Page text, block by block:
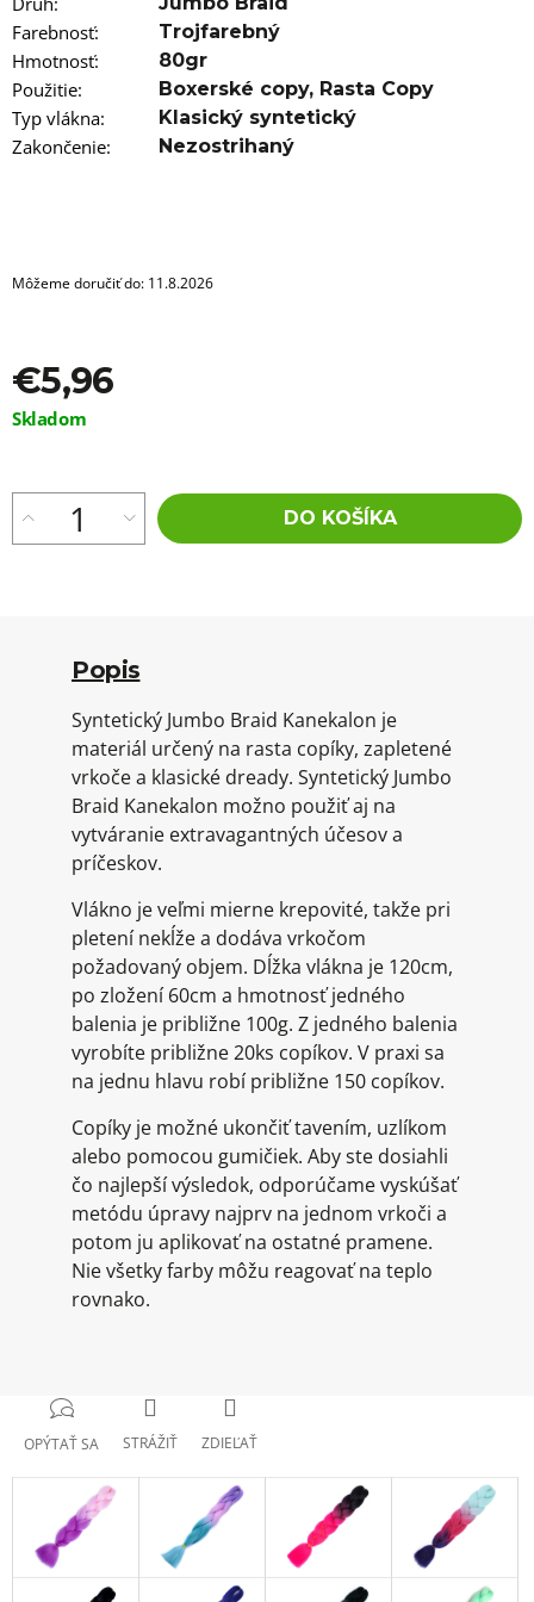
Farebnosť: Trojfarebný
Hmotnosť: 80gr
Použitie: Boxerské copy, Rasta Copy
Typ vlákna: Klasický syntetický
Zakončenie: Nezostrihaný
Môžeme doručiť do: 11.8.2026
€5,96
Jednotková
Skladom
DO KOŠÍKA
Popis
Syntetický Jumbo Braid Kanekalon je
materiál určený na rasta copíky, zapletené
vrkoče a klasické dready. Syntetický Jumbo
Braid Kanekalon možno použiť aj na
vytváranie extravagantných účesov a
príčeskov.
Vlákno je veľmi mierne krepovité, takže pri
pletení nekĺže a dodáva vrkočom
požadovaný objem. Dĺžka vlákna je 120cm,
po zložení 60cm a hmotnosť jedného
balenia je približne 100g. Z jedného balenia
vyrobíte približne 20ks copíkov. V praxi sa
na jednu hlavu robí približne 150 copíkov.
Copíky je možné ukončiť tavením, uzlíkom
alebo pomocou gumičiek. Aby ste dosiahli
čo najlepší výsledok, odporúčame vyskúšať
metódu úpravy najprv na jednom vrkoči a
potom ju aplikovať na ostatné pramene.
Nie všetky farby môžu reagovať na teplo
rovnako.
OPÝTAŤ SA STRÁŽIŤ ZDIEĽAŤ
m
e
100%
JUMBO
BRAID
ZOSTRIHANÝ